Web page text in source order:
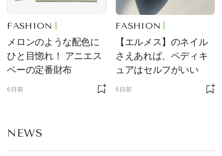
FASHION
メロンのような配色に
ひと目惚れ！ アニエス
ベーの定番財布
6日前
FASHION
【エルメス】のネイル
さえあれば、ペディキ
ュアはセルフがいい
6日前
NEWS